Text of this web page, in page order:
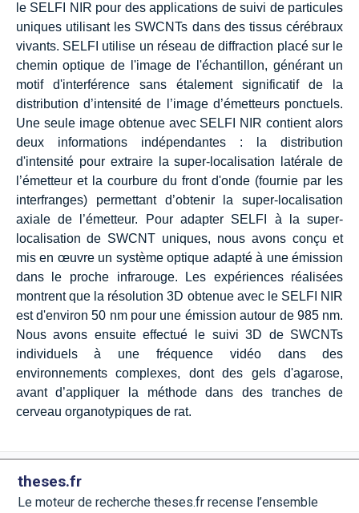
le SELFI NIR pour des applications de suivi de particules
uniques utilisant les SWCNTs dans des tissus cérébraux
vivants. SELFI utilise un réseau de diffraction placé sur le
chemin optique de l'image de l'échantillon, générant un
motif d'interférence sans étalement significatif de la
distribution d’intensité de l’image d’émetteurs ponctuels.
Une seule image obtenue avec SELFI NIR contient alors
deux informations indépendantes : la distribution
d'intensité pour extraire la super-localisation latérale de
l’émetteur et la courbure du front d'onde (fournie par les
interfranges) permettant d’obtenir la super-localisation
axiale de l’émetteur. Pour adapter SELFI à la super-
localisation de SWCNT uniques, nous avons conçu et
mis en œuvre un système optique adapté à une émission
dans le proche infrarouge. Les expériences réalisées
montrent que la résolution 3D obtenue avec le SELFI NIR
est d'environ 50 nm pour une émission autour de 985 nm.
Nous avons ensuite effectué le suivi 3D de SWCNTs
individuels à une fréquence vidéo dans des
environnements complexes, dont des gels d'agarose,
avant d’appliquer la méthode dans des tranches de
cerveau organotypiques de rat.
theses.fr
Le moteur de recherche theses.fr recense l’ensemble